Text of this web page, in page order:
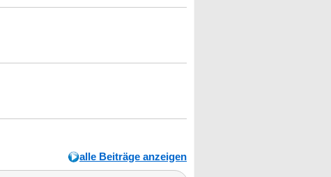
alle Beiträge anzeigen